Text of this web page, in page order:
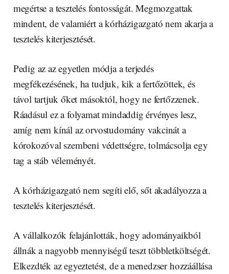
megértse a tesztelés fontosságát. Megmozgattak
mindent, de valamiért a kórházigazgató nem akarja a
tesztelés kiterjesztését.
Pedig az az egyetlen módja a terjedés
megfékezésének, ha tudjuk, kik a fertőzöttek, és
távol tartjuk őket másoktól, hogy ne fertőzzenek.
Ráadásul ez a folyamat mindaddig érvényes lesz,
amíg nem kínál az orvostudomány vakcinát a
kórokozóval szembeni védettségre, tolmácsolja egy
tag a stáb véleményét.
A kórházigazgató nem segíti elő, sőt akadályozza a
tesztelés kiterjesztését.
A vállalkozók felajánlották, hogy adományaikból
állnák a nagyobb mennyiségű teszt többletköltségét.
Elkezdték az egyeztetést, de a menedzser hozzáállása